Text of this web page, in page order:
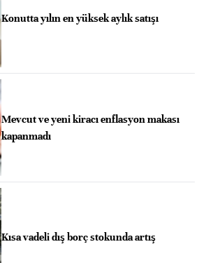
Konutta yılın en yüksek aylık satışı
Mevcut ve yeni kiracı enflasyon makası
kapanmadı
Kısa vadeli dış borç stokunda artış